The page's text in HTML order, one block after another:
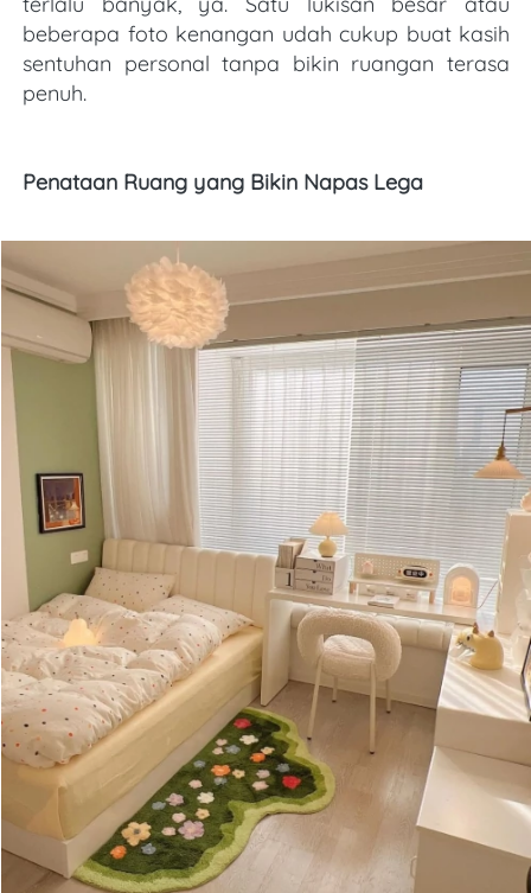
beberapa foto kenangan udah cukup buat kasih
sentuhan personal tanpa bikin ruangan terasa
penuh.
Penataan Ruang yang Bikin Napas Lega